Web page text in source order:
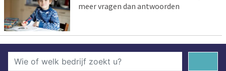
meer vragen dan antwoorden